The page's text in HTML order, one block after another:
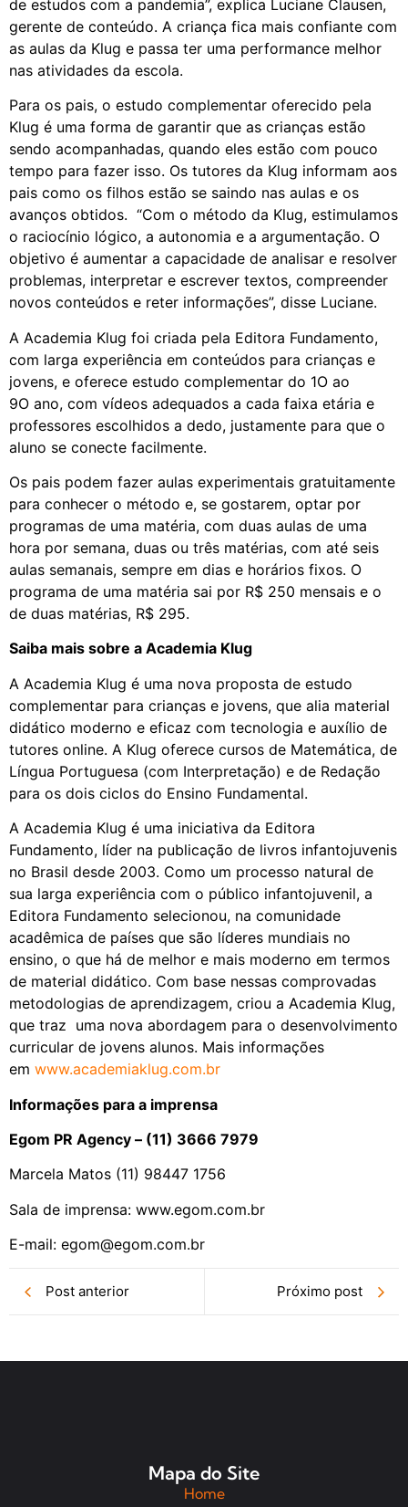
de estudos com a pandemia”, explica Luciane Clausen,
gerente de conteúdo. A criança fica mais confiante com
as aulas da Klug e passa ter uma performance melhor
nas atividades da escola.
Para os pais, o estudo complementar oferecido pela
Klug é uma forma de garantir que as crianças estão
sendo acompanhadas, quando eles estão com pouco
tempo para fazer isso. Os tutores da Klug informam aos
pais como os filhos estão se saindo nas aulas e os
avanços obtidos. “Com o método da Klug, estimulamos
o raciocínio lógico, a autonomia e a argumentação. O
objetivo é aumentar a capacidade de analisar e resolver
problemas, interpretar e escrever textos, compreender
novos conteúdos e reter informações”, disse Luciane.
A Academia Klug foi criada pela Editora Fundamento,
com larga experiência em conteúdos para crianças e
jovens, e oferece estudo complementar do 1O ao
9O ano, com vídeos adequados a cada faixa etária e
professores escolhidos a dedo, justamente para que o
aluno se conecte facilmente.
Os pais podem fazer aulas experimentais gratuitamente
para conhecer o método e, se gostarem, optar por
programas de uma matéria, com duas aulas de uma
hora por semana, duas ou três matérias, com até seis
aulas semanais, sempre em dias e horários fixos. O
programa de uma matéria sai por R$ 250 mensais e o
de duas matérias, R$ 295.
Saiba mais sobre a Academia Klug
A Academia Klug é uma nova proposta de estudo
complementar para crianças e jovens, que alia material
didático moderno e eficaz com tecnologia e auxílio de
tutores online. A Klug oferece cursos de Matemática, de
Língua Portuguesa (com Interpretação) e de Redação
para os dois ciclos do Ensino Fundamental.
A Academia Klug é uma iniciativa da Editora
Fundamento, líder na publicação de livros infantojuvenis
no Brasil desde 2003. Como um processo natural de
sua larga experiência com o público infantojuvenil, a
Editora Fundamento selecionou, na comunidade
acadêmica de países que são líderes mundiais no
ensino, o que há de melhor e mais moderno em termos
de material didático. Com base nessas comprovadas
metodologias de aprendizagem, criou a Academia Klug,
que traz uma nova abordagem para o desenvolvimento
curricular de jovens alunos. Mais informações
em www.academiaklug.com.br
Informações para a imprensa
Egom PR Agency – (11) 3666 7979
Marcela Matos (11) 98447 1756
Sala de imprensa: www.egom.com.br
E-mail: egom@egom.com.br
Post anterior Próximo post
Mapa do Site
Home